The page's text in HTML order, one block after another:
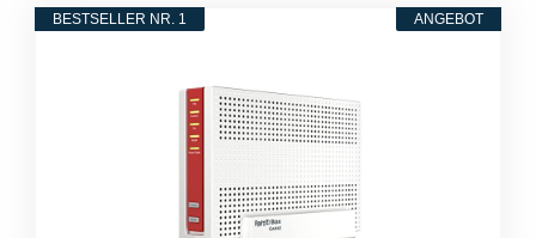
ANGEBOT
BESTSELLER NR. 1